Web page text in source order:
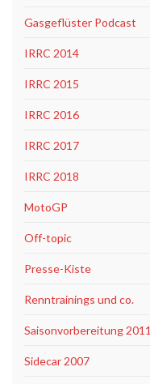
Gasgeflüster Podcast
IRRC 2014
IRRC 2015
IRRC 2016
IRRC 2017
IRRC 2018
MotoGP
Off-topic
Presse-Kiste
Renntrainings und co.
Saisonvorbereitung 2011
Sidecar 2007